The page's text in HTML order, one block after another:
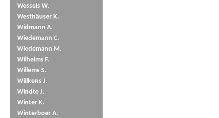
Wessels W.
Westhäuser K.
Widmann A.
Wiedemann C.
Wiedemann M.
Wilhelms F.
Willems S.
Willkens J.
Windte J.
Winter K.
Winterboer A.